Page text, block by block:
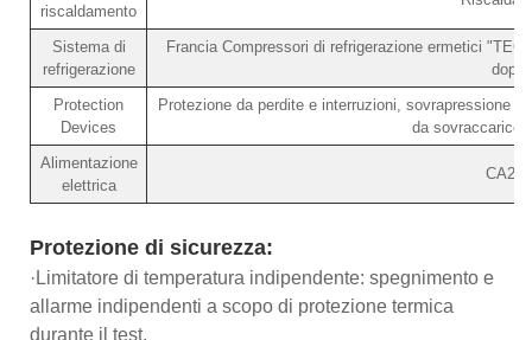
riscaldamento
Sistema di
refrigerazione
Francia Compressori di refrigerazione ermetici
Protection
Devices
Protezione da perdite e interruzioni, sovrapressione
da sovraccarico
Alimentazione
elettrica
Protezione di sicurezza:
·Limitatore di temperatura indipendente: spegnimento e
allarme indipendenti a scopo di protezione termica
durante il test.